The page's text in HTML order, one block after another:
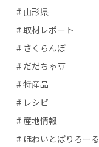
# 山形県
# 取材レポート
# さくらんぼ
# だだちゃ豆
# 特産品
# レシピ
# 産地情報
# ほわいとぱりろーる